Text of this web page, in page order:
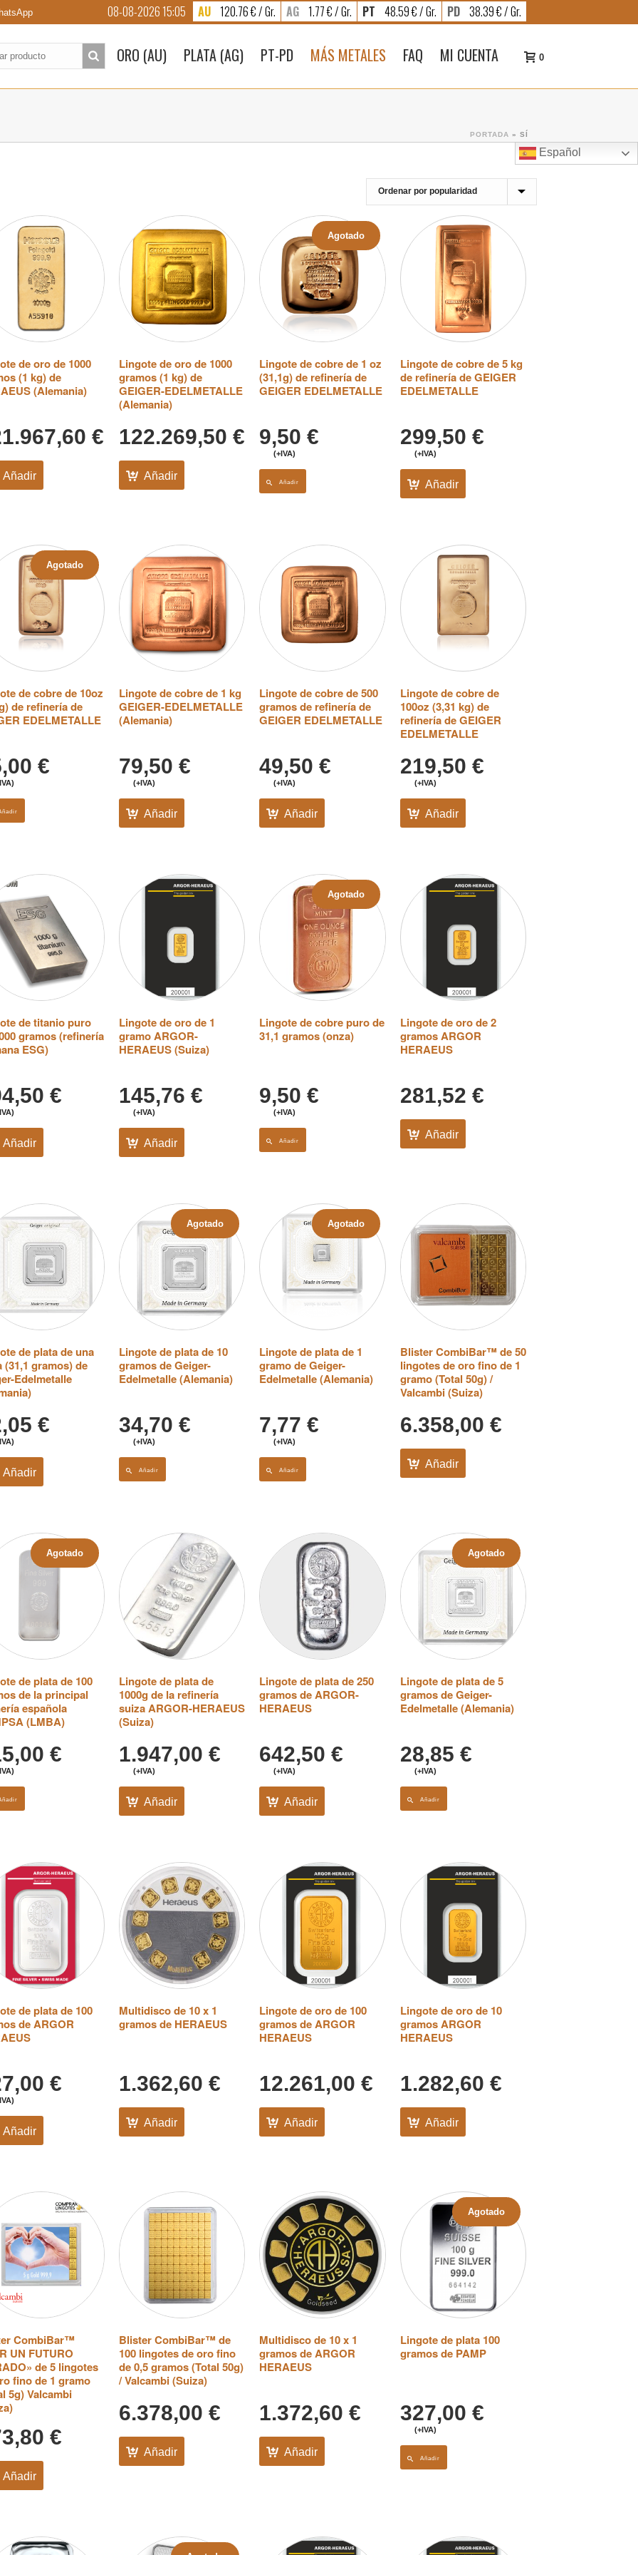
08-08-2026 15:05 AU 120.76 € / Gr. AG 1.77 € / Gr. PT 48.59 € / Gr. PD 38.39 € / Gr.
ORO (AU) PLATA (AG) PT-PD MÁS METALES FAQ MI CUENTA 0
PORTADA » SÍ
Español
de oro de 1000
(1 kg) de
(Alemania)
€
Añadir
Lingote de oro de 1000
gramos (1 kg) de
GEIGER-EDELMETALLE
(Alemania)
122.269,50 €
Añadir
Lingote de cobre de 1 oz
(31,1g) de refinería de
GEIGER EDELMETALLE
Agotado
9,50 €
(+IVA)
Añadir
Lingote de cobre de 5 kg
de refinería de GEIGER
EDELMETALLE
299,50 €
(+IVA)
Añadir
de cobre de 10oz
de refinería de
EDELMETALLE
Agotado
€
Lingote de cobre de 1 kg
GEIGER-EDELMETALLE
(Alemania)
79,50 €
(+IVA)
Añadir
Lingote de cobre de 500
gramos de refinería de
GEIGER EDELMETALLE
49,50 €
(+IVA)
Añadir
Lingote de cobre de
100oz (3,31 kg) de
refinería de GEIGER
EDELMETALLE
219,50 €
(+IVA)
Añadir
de titanio puro
gramos (refinería
ESG)
€
Añadir
Lingote de oro de 1
gramo ARGOR-
HERAEUS (Suiza)
145,76 €
(+IVA)
Añadir
Lingote de cobre puro de
31,1 gramos (onza)
Agotado
9,50 €
(+IVA)
Añadir
Lingote de oro de 2
gramos ARGOR
HERAEUS
281,52 €
Añadir
de plata de una
(31,1 gramos) de
Edelmetalle
€
Añadir
Lingote de plata de 10
gramos de Geiger-
Edelmetalle (Alemania)
Agotado
34,70 €
(+IVA)
Añadir
Lingote de plata de 1
gramo de Geiger-
Edelmetalle (Alemania)
Agotado
7,77 €
(+IVA)
Añadir
Blister CombiBar™ de 50
lingotes de oro fino de 1
gramo (Total 50g) /
Valcambi (Suiza)
6.358,00 €
Añadir
de plata de 100
de la principal
española
(LMBA)
Agotado
€
Lingote de plata de
1000g de la refinería
suiza ARGOR-HERAEUS
(Suiza)
1.947,00 €
(+IVA)
Añadir
Lingote de plata de 250
gramos de ARGOR-
HERAEUS
642,50 €
(+IVA)
Añadir
Lingote de plata de 5
gramos de Geiger-
Edelmetalle (Alemania)
Agotado
28,85 €
(+IVA)
Añadir
de plata de 100
de ARGOR
€
Añadir
Multidisco de 10 x 1
gramos de HERAEUS
1.362,60 €
Añadir
Lingote de oro de 100
gramos de ARGOR
HERAEUS
12.261,00 €
Añadir
Lingote de oro de 10
gramos ARGOR
HERAEUS
1.282,60 €
Añadir
CombiBar™
UN FUTURO
de 5 lingotes
fino de 1 gramo
5g) Valcambi
€
Añadir
Blister CombiBar™ de
100 lingotes de oro fino
de 0,5 gramos (Total 50g)
/ Valcambi (Suiza)
6.378,00 €
Añadir
Multidisco de 10 x 1
gramos de ARGOR
HERAEUS
1.372,60 €
Añadir
Lingote de plata 100
gramos de PAMP
Agotado
327,00 €
(+IVA)
Añadir